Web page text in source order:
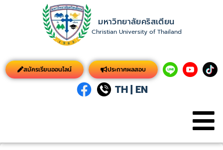
มหาวิทยาลัยคริสเตียน
Christian University of Thailand
สมัครเรียนออนไลน์ ประกาศผลสอบ
TH| EN